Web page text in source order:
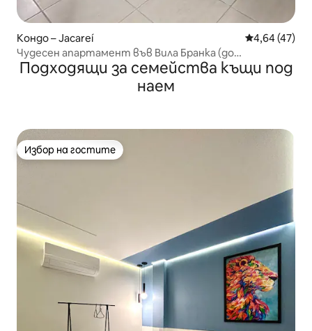
Кондо – Jacareí Средна
4,64 (47)
Чудесен апартамент във Вила Бранка (до
Макдоналдс)
Подходящи за семейства къщи под
наем
Избор на гостите
Избор на гостите